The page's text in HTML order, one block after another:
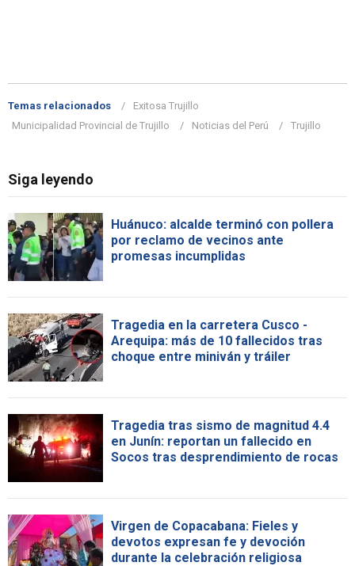
Temas relacionados
Exitosa Trujillo
Municipalidad Provincial de Trujillo
Noticias del Perú Trujillo
Siga leyendo
Huánuco: alcalde terminó con pollera
por reclamo de vecinos ante
promesas incumplidas
Tragedia en la carretera Cusco -
Arequipa: más de 10 fallecidos tras
choque entre miniván y tráiler
Tragedia tras sismo de magnitud 4.4
en Junín: reportan un fallecido en
Socos tras desprendimiento de rocas
Virgen de Copacabana: Fieles y
devotos expresan fe y devoción
durante la celebración religiosa